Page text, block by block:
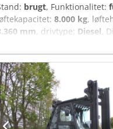
brugt, Funktionalitet:
8.000 kg,
mm, drivtype: Diesel,
fuldt funktionsdygtig
fuld kabine,